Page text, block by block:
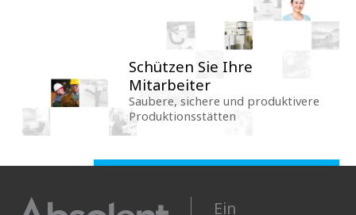
Schützen Sie Ihre
Mitarbeiter
Saubere, sichere und produktivere
Produktionsstätten
Ein